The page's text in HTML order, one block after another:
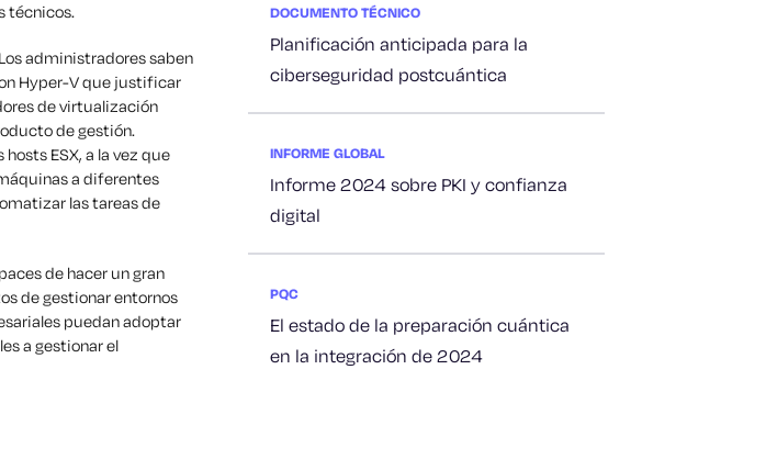
técnicos.
administradores saben
Hyper-V que justificar
de virtualización
de gestión.
ESX, a la vez que
a diferentes
las tareas de
de hacer un gran
de gestionar entornos
puedan adoptar
a gestionar el
DOCUMENTO TÉCNICO
Planificación anticipada para la
ciberseguridad postcuántica
INFORME GLOBAL
Informe 2024 sobre PKI y confianza
digital
PQC
El estado de la preparación cuántica
en la integración de 2024